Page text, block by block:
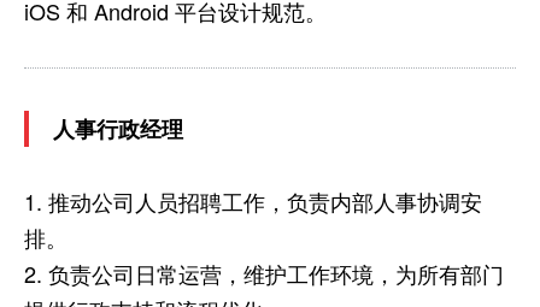
iOS 和 Android 平台设计规范。
人事行政经理
1. 推动公司人员招聘工作，负责内部人事协调安
排。
2. 负责公司日常运营，维护工作环境，为所有部门